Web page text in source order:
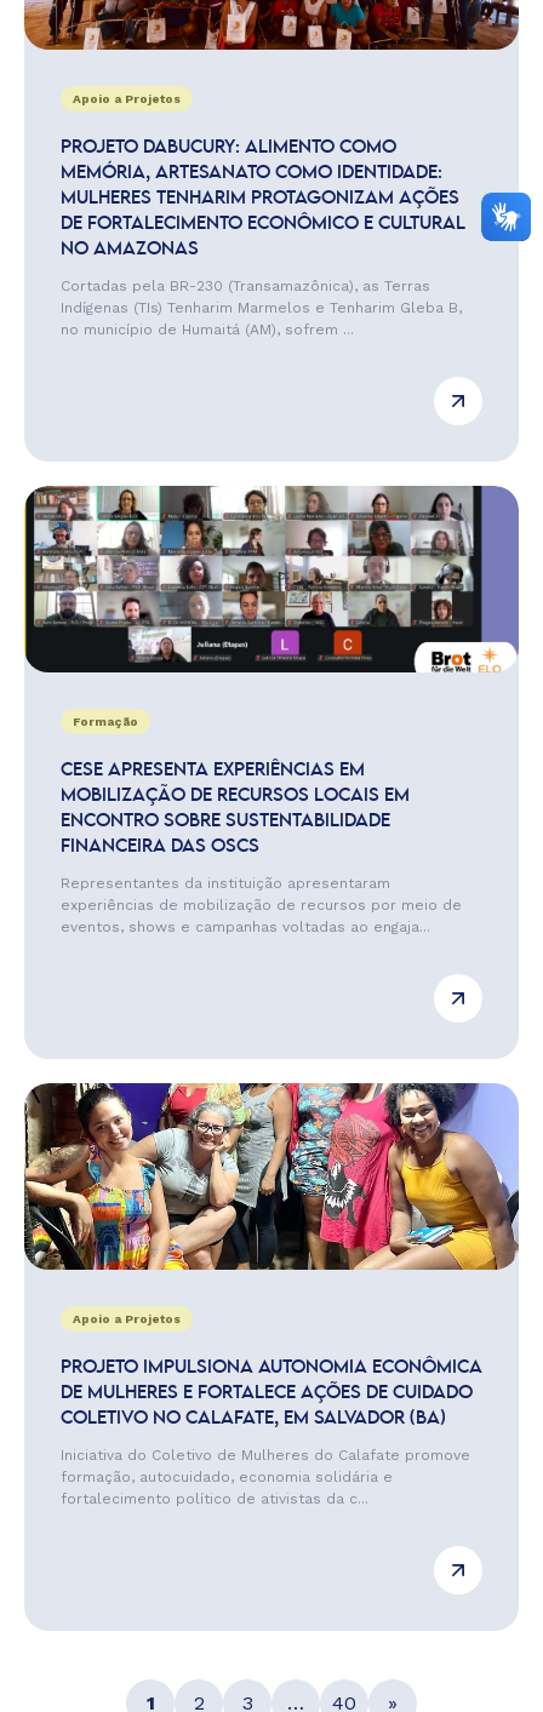
Apoio a Projetos
PROJETO DABUCURY: ALIMENTO COMO
MEMÓRIA, ARTESANATO COMO IDENTIDADE:
MULHERES TENHARIM PROTAGONIZAM AÇÕES
DE FORTALECIMENTO ECONÔMICO E CULTURAL
NO AMAZONAS
Cortadas pela BR-230 (Transamazônica), as Terras
Indígenas (TIs) Tenharim Marmelos e Tenharim Gleba B,
no município de Humaitá (AM), sofrem ...
Formação
CESE APRESENTA EXPERIÊNCIAS EM
MOBILIZAÇÃO DE RECURSOS LOCAIS EM
ENCONTRO SOBRE SUSTENTABILIDADE
FINANCEIRA DAS OSCS
Representantes da instituição apresentaram
experiências de mobilização de recursos por meio de
eventos, shows e campanhas voltadas ao engaja...
Apoio a Projetos
PROJETO IMPULSIONA AUTONOMIA ECONÔMICA
DE MULHERES E FORTALECE AÇÕES DE CUIDADO
COLETIVO NO CALAFATE, EM SALVADOR (BA)
Iniciativa do Coletivo de Mulheres do Calafate promove
formação, autocuidado, economia solidária e
fortalecimento político de ativistas da c...
1 2 3 … 40 »